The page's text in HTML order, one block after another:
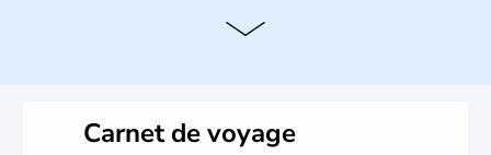
Histoire et administration
christianisme et le bouddhisme en sont les deux
Carnet de voyage